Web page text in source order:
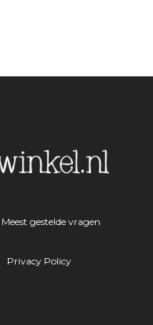
Meest gestelde vragen
Privacy Policy